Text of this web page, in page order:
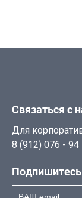
Связаться с
Для
8 (912) 076 - 94